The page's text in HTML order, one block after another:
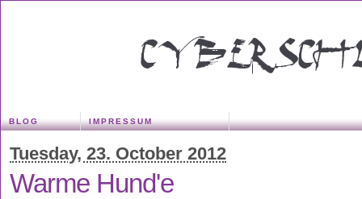
BLOG IMPRESSUM
Tuesday, 23. October 2012
Warme Hund'e